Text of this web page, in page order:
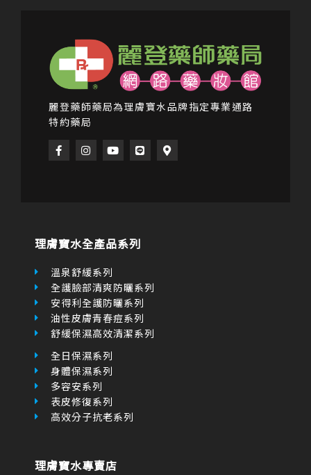
麗登藥師藥局為理膚寶水品牌指定專業通路
特約藥局
F
a
c
f
I
n
s
Y
o
u
L
i
n
M
a
p
理膚寶水全產品系列
溫泉舒緩系列
全護臉部清爽防曬系列
安得利全護防曬系列
油性皮膚青春痘系列
舒緩保濕高效清潔系列
全日保濕系列
身體保濕系列
多容安系列
表皮修復系列
高效分子抗老系列
理膚寶水專賣店